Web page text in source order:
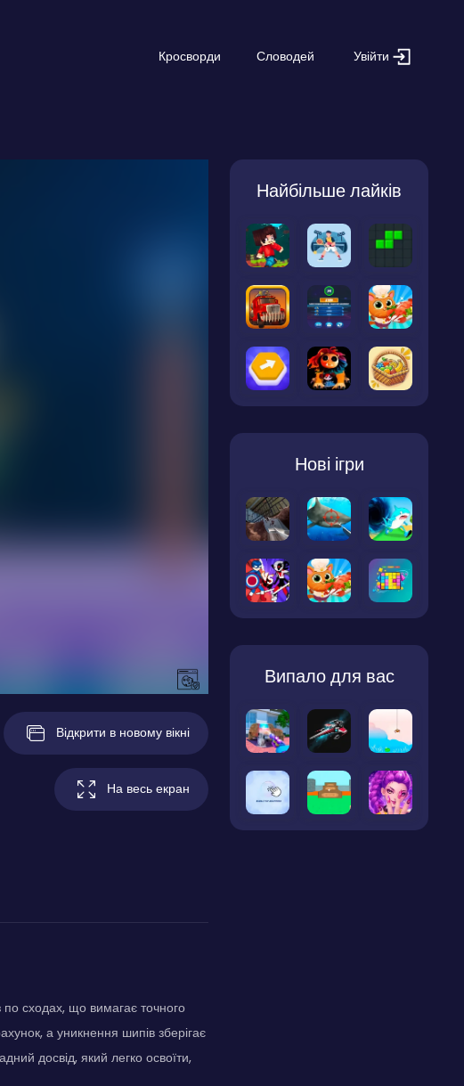
Кросворди Словодей Увійти
Відкрити в новому вікні
На весь екран
сходах, що вимагає точного
а уникнення шипів зберігає
досвід, який легко освоїти,
Найбільше лайків
Нові ігри
Випало для вас